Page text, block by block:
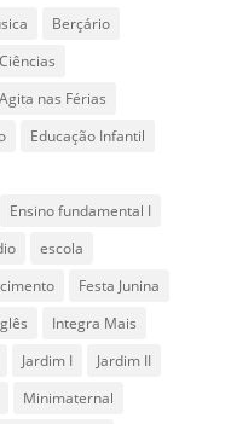
Berçário
Ciências
nas Férias
Educação Infantil
Ensino fundamental I
escola
Festa Junina
Integra Mais
Jardim I
Jardim II
Minimaternal